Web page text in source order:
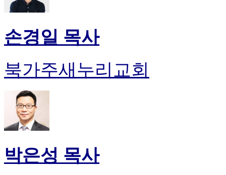
손경일 목사
북가주새누리교회
박은성 목사